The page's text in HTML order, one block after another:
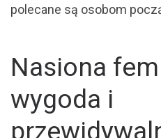
polecane są osobom
Nasiona
wygoda i